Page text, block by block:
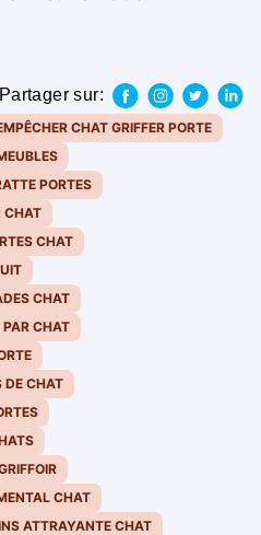
Partager sur:
CHAT GRIFFER PORTE
PORTES
CHAT
CHAT
CHAT
PAR CHAT
DE CHAT
CHAT
ATTRAYANTE CHAT